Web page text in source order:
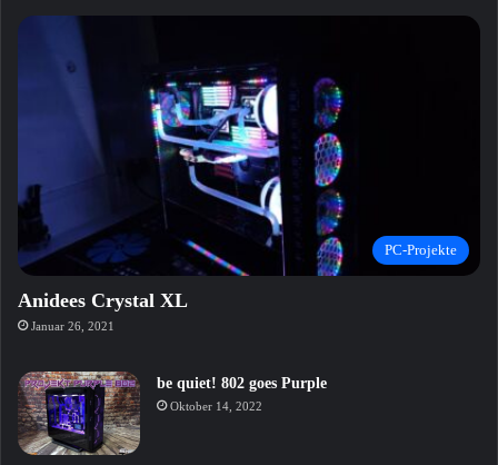
PC-Projekte
Anidees Crystal XL
Januar 26, 2021
be quiet! 802 goes Purple
Oktober 14, 2022